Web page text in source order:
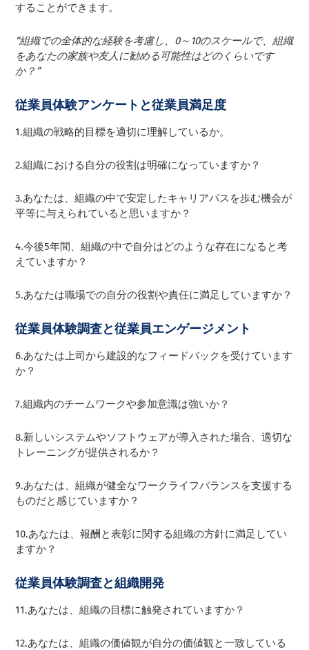
することができます。
“組織での全体的な経験を考慮し、0～10のスケールで、組織
をあなたの家族や友人に勧める可能性はどのくらいです
か？”
従業員体験アンケートと従業員満足度
1.組織の戦略的目標を適切に理解しているか。
2.組織における自分の役割は明確になっていますか？
3.あなたは、組織の中で安定したキャリアパスを歩む機会が
平等に与えられていると思いますか？
4.今後5年間、組織の中で自分はどのような存在になると考
えていますか？
5.あなたは職場での自分の役割や責任に満足していますか？
従業員体験調査と従業員エンゲージメント
6.あなたは上司から建設的なフィードバックを受けています
か？
7.組織内のチームワークや参加意識は強いか？
8.新しいシステムやソフトウェアが導入された場合、適切な
トレーニングが提供されるか？
9.あなたは、組織が健全なワークライフバランスを支援する
ものだと感じていますか？
10.あなたは、報酬と表彰に関する組織の方針に満足してい
ますか？
従業員体験調査と組織開発
11.あなたは、組織の目標に触発されていますか？
12.あなたは、組織の価値観が自分の価値観と一致している